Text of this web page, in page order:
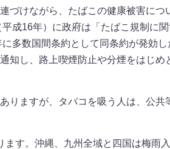
づけながら、たばこの健康被害につ
成16年）に政府は「たばこ規制に関
多数国間条約として同条約が発効
知し、路上喫煙防止や分煙をはじめ
りますが、タバコを吸う人は、公共
す。沖縄、九州全域と四国は梅雨